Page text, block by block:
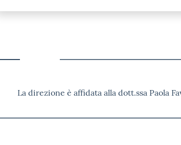
La direzione è affidata alla dott.ssa Paola